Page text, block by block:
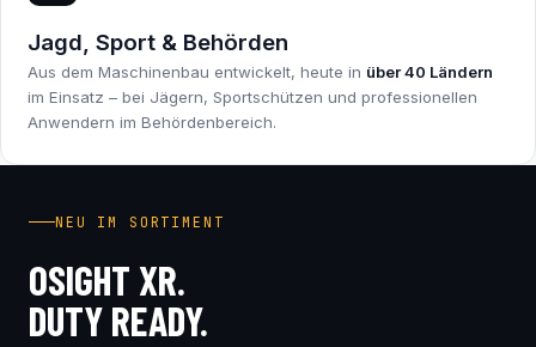
Jagd, Sport & Behörden
Aus dem Maschinenbau entwickelt, heute in über 40 Ländern
im Einsatz – bei Jägern, Sportschützen und professionellen
Anwendern im Behördenbereich.
NEU IM SORTIMENT
OSIGHT XR.
DUTY READY.